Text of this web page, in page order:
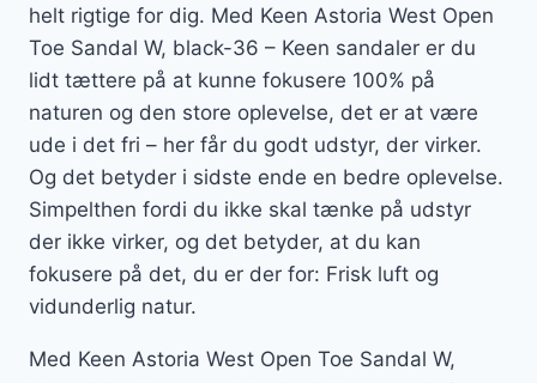
helt rigtige for dig. Med Keen Astoria West Open
Toe Sandal W, black-36 – Keen sandaler er du
lidt tættere på at kunne fokusere 100% på
naturen og den store oplevelse, det er at være
ude i det fri – her får du godt udstyr, der virker.
Og det betyder i sidste ende en bedre oplevelse.
Simpelthen fordi du ikke skal tænke på udstyr
der ikke virker, og det betyder, at du kan
fokusere på det, du er der for: Frisk luft og
vidunderlig natur.
Med Keen Astoria West Open Toe Sandal W,